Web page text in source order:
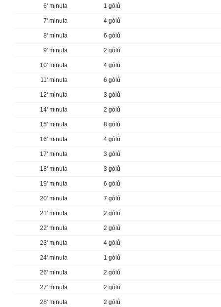
6' minuta 1 gólů
7' minuta 4 gólů
8' minuta 6 gólů
9' minuta 2 gólů
10' minuta 4 gólů
11' minuta 6 gólů
12' minuta 3 gólů
14' minuta 2 gólů
15' minuta 8 gólů
16' minuta 4 gólů
17' minuta 3 gólů
18' minuta 3 gólů
19' minuta 6 gólů
20' minuta 7 gólů
21' minuta 2 gólů
22' minuta 2 gólů
23' minuta 4 gólů
24' minuta 1 gólů
26' minuta 2 gólů
27' minuta 2 gólů
28' minuta 2 gólů